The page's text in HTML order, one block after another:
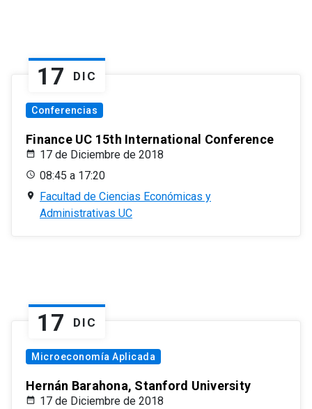
17 DIC
Conferencias
Finance UC 15th International Conference
17 de Diciembre de 2018
08:45 a 17:20
Facultad de Ciencias Económicas y
Administrativas UC
17 DIC
Microeconomía Aplicada
Hernán Barahona, Stanford University
17 de Diciembre de 2018